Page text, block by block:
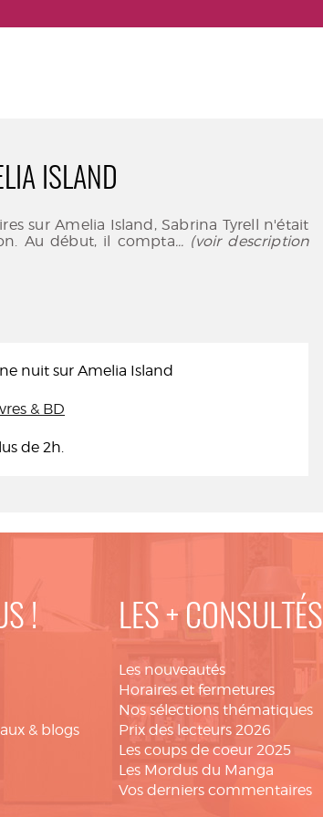
ISLAND
sur Amelia Island, Sabrina Tyrell n'était
Au début, il compta... (voir description
nuit sur Amelia Island
& BD
de 2h.
!
& blogs
LES + CONSULTÉS
Les nouveautés
Horaires et fermetures
Nos sélections thématiques
Prix des lecteurs 2026
Les coups de coeur 2025
Les Mordus du Manga
Vos derniers commentaires